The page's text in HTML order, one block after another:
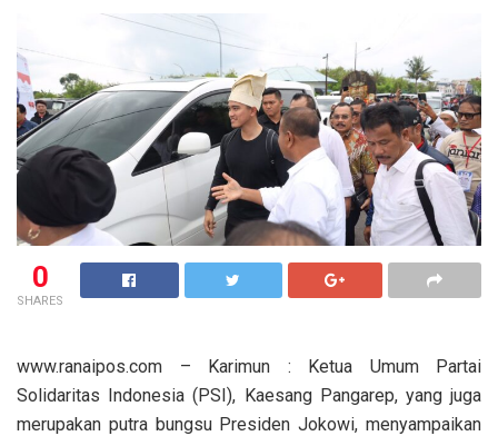
0
SHARES
www.ranaipos.com – Karimun : Ketua Umum Partai
Solidaritas Indonesia (PSI), Kaesang Pangarep, yang juga
merupakan putra bungsu Presiden Jokowi, menyampaikan